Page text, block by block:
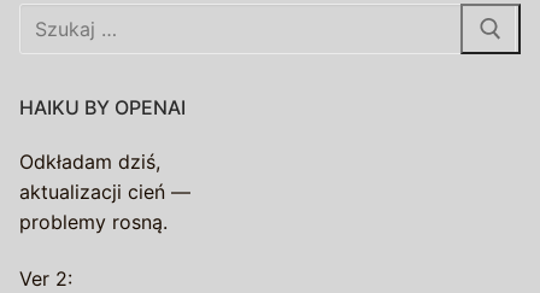
Szukaj:
HAIKU BY OPENAI
Odkładam dziś,
aktualizacji cień —
problemy rosną.
Ver 2: